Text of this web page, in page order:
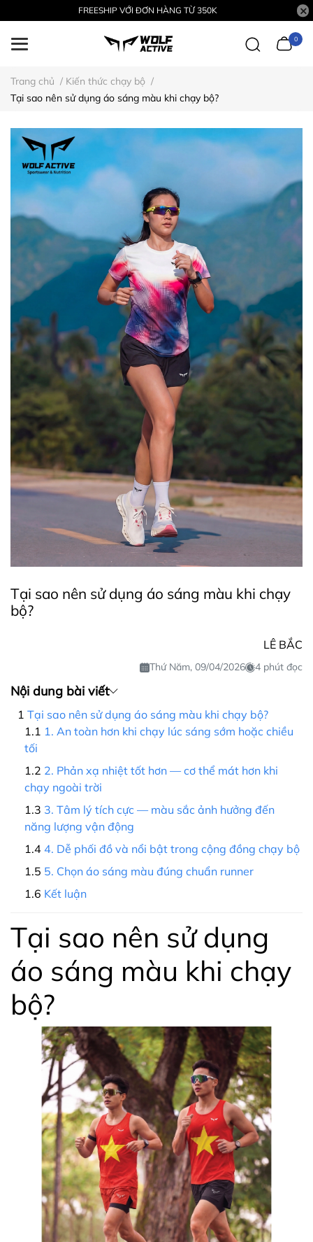
FREESHIP VỚI ĐƠN HÀNG TỪ 350K
0
Trang chủ / Kiến thức chạy bộ /
Tại sao nên sử dụng áo sáng màu khi chạy bộ?
Tại sao nên sử dụng áo sáng màu khi chạy
bộ?
LÊ BẮC
Thứ Năm, 09/04/2026 4 phút đọc
Nội dung bài viết
Tại sao nên sử dụng áo sáng màu khi chạy bộ?
1. An toàn hơn khi chạy lúc sáng sớm hoặc chiều
tối
2. Phản xạ nhiệt tốt hơn — cơ thể mát hơn khi
chạy ngoài trời
3. Tâm lý tích cực — màu sắc ảnh hưởng đến
năng lượng vận động
4. Dễ phối đồ và nổi bật trong cộng đồng chạy bộ
5. Chọn áo sáng màu đúng chuẩn runner
Kết luận
Tại sao nên sử dụng
áo sáng màu khi chạy
bộ?